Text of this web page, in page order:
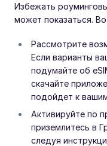
Избежать
может показаться.
Рассмотрите
Если варианты
подумайте об
скачайте
подойдет к
Активируйте по
приземлитесь в
следуя